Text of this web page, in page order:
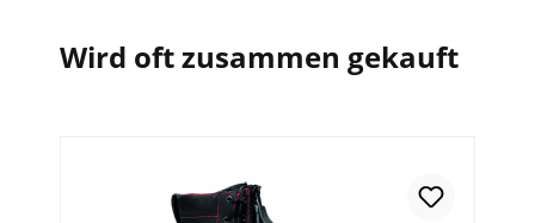
Wird oft zusammen gekauft